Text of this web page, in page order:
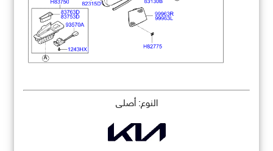
النوع: أصلي